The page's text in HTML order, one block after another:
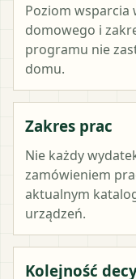
Poziom wsparcia
domowego i
programu nie
domu.
Zakres prac
Nie każdy
zamówieniem
aktualnym
urządzeń.
Kolejność